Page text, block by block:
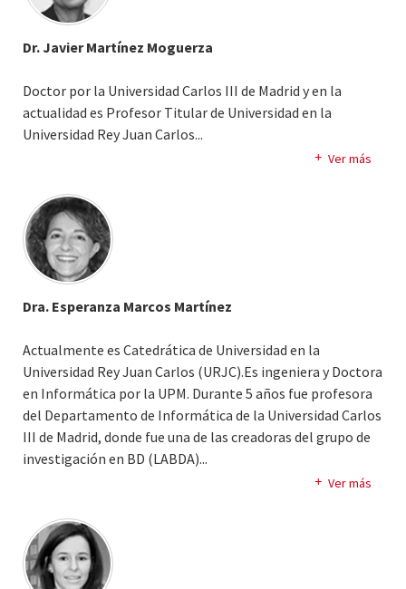
Dr. Javier Martínez Moguerza
Doctor por la Universidad Carlos III de Madrid y en la
actualidad es Profesor Titular de Universidad en la
Universidad Rey Juan Carlos...
Previamente ha impartido docencia en la Universidad
de Madrid. Sus áreas de interés incluyen la Minería de Datos
y la Optimización, con publicaciones científicas en
revistas internacionales de alto impacto. Ha colaborado
en proyectos de investigación y consultoría financiados
tanto por entidades públicas como privadas.
Ver más
Dra. Esperanza Marcos Martínez
Actualmente es Catedrática de Universidad en la
Universidad Rey Juan Carlos (URJC).Es ingeniera y Doctora
en Informática por la UPM. Durante 5 años fue profesora
del Departamento de Informática de la Universidad Carlos
III de Madrid, donde fue una de las creadoras del grupo de
investigación en BD (LABDA)...
Líder del grupo de investigación en el área de Ciencias de
Información. Es coautora de libros, capítulos de libros y
mas de 100 artículos en revistas y congresos de reconocido
prestigio. Ha dirigido numerosos proyectos de
Ver más